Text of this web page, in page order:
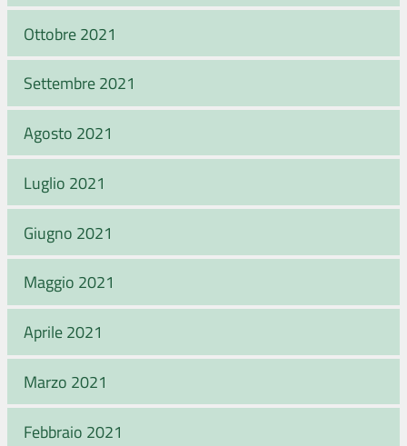
Ottobre 2021
Settembre 2021
Agosto 2021
Luglio 2021
Giugno 2021
Maggio 2021
Aprile 2021
Marzo 2021
Febbraio 2021